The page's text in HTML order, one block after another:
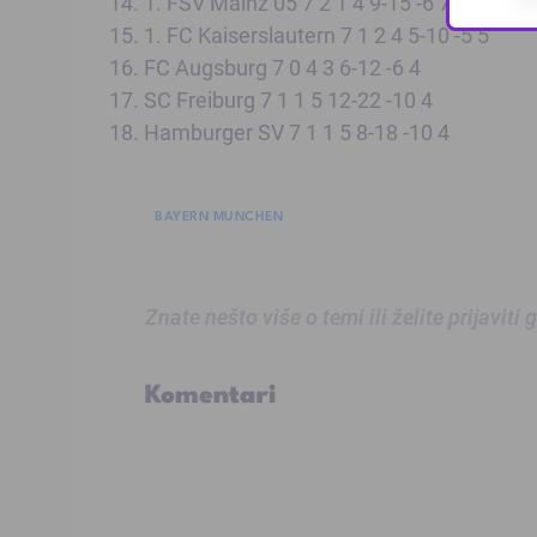
15. 1. FC Kaiserslautern 7 1 2 4 5-10 -5 5
16. FC Augsburg 7 0 4 3 6-12 -6 4
17. SC Freiburg 7 1 1 5 12-22 -10 4
18. Hamburger SV 7 1 1 5 8-18 -10 4
BAYERN MUNCHEN
Komentari